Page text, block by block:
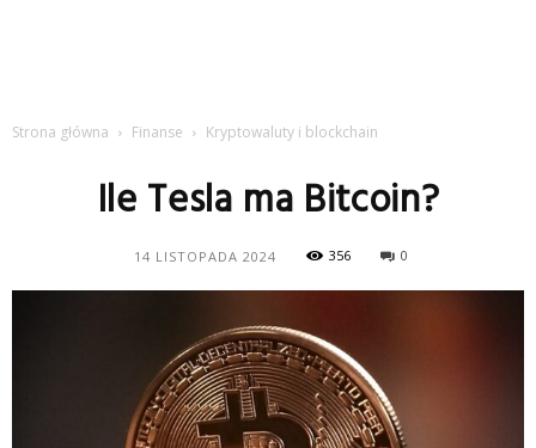
Strona główna Finanse Kryptowaluty i blockchain
Ile Tesla ma Bitcoin?
14 LISTOPADA 2024 356 0